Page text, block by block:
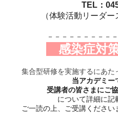
TEL：
（体験活動リーダー
－－－－－－－－－
感染症対
集合型研修を実施するにあた
当アカデミー
受講者の皆さまにご
について詳細に記
ご一読の上、ご受講ください